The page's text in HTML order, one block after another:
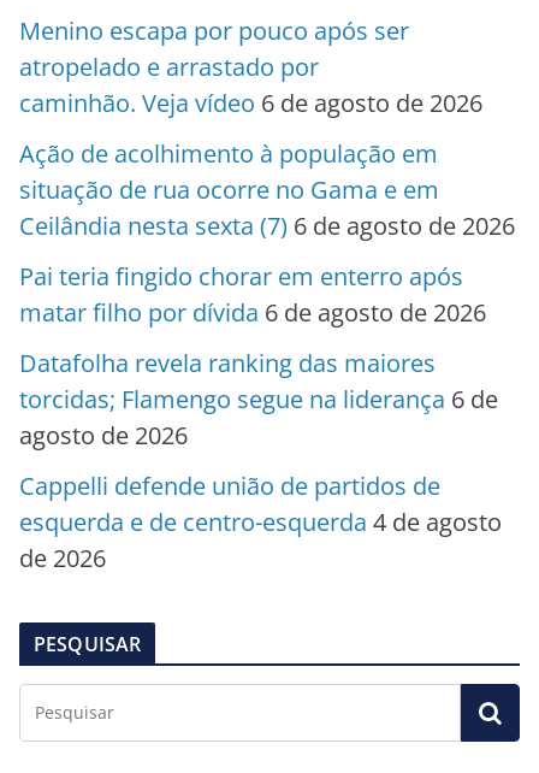
Menino escapa por pouco após ser
atropelado e arrastado por
caminhão. Veja vídeo 6 de agosto de 2026
Ação de acolhimento à população em
situação de rua ocorre no Gama e em
Ceilândia nesta sexta (7) 6 de agosto de 2026
Pai teria fingido chorar em enterro após
matar filho por dívida 6 de agosto de 2026
Datafolha revela ranking das maiores
torcidas; Flamengo segue na liderança 6 de
agosto de 2026
Cappelli defende união de partidos de
esquerda e de centro-esquerda 4 de agosto
de 2026
PESQUISAR